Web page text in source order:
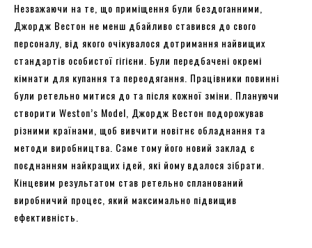
Незважаючи на те, що приміщення були бездоганними,
Джордж Вестон не менш дбайливо ставився до свого
персоналу, від якого очікувалося дотримання найвищих
стандартів особистої гігієни. Були передбачені окремі
кімнати для купання та переодягання. Працівники повинні
були ретельно митися до та після кожної зміни. Плануючи
створити Weston’s Model, Джордж Вестон подорожував
різними країнами, щоб вивчити новітнє обладнання та
методи виробництва. Саме тому його новий заклад є
поєднанням найкращих ідей, які йому вдалося зібрати.
Кінцевим результатом став ретельно спланований
виробничий процес, який максимально підвищив
ефективність.